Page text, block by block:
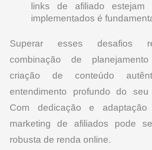
links de afiliado estejam
implementados é
Superar esses desafios
combinação de planejamento
criação de conteúdo
entendimento profundo do seu
Com dedicação e
marketing de afiliados pode
robusta de renda online.